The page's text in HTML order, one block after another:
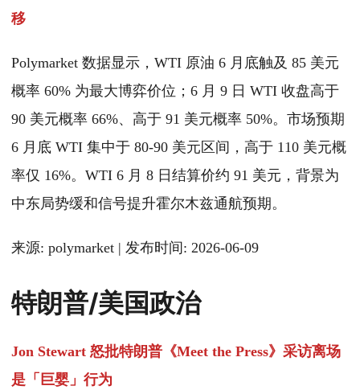
移
Polymarket 数据显示，WTI 原油 6 月底触及 85 美元
概率 60% 为最大博弈价位；6 月 9 日 WTI 收盘高于
90 美元概率 66%、高于 91 美元概率 50%。市场预期
6 月底 WTI 集中于 80-90 美元区间，高于 110 美元概
率仅 16%。WTI 6 月 8 日结算价约 91 美元，背景为
中东局势缓和信号提升霍尔木兹通航预期。
来源: polymarket | 发布时间: 2026-06-09
特朗普/美国政治
Jon Stewart 怒批特朗普《Meet the Press》采访离场
是「巨婴」行为